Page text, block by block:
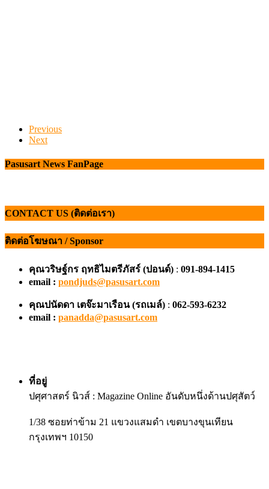
Previous
Next
Pasusart News FanPage
CONTACT US (ติดต่อเรา)
ติดต่อโฆษณา / Sponsor
คุณวริษฐ์กร ฤทธิไมตรีภัสร์ (ปอนด์) : 091-894-1415
email : pondjuds@pasusart.com
คุณปนัดดา เตจ๊ะมาเรือน (รถเมล์) : 062-593-6232
email : panadda@pasusart.com
ที่อยู่
ปศุศาสตร์ นิวส์ : Magazine Online อันดับหนึ่งด้านปศุสัตว์
1/38 ซอยท่าข้าม 21 แขวงแสมดำ เขตบางขุนเทียน
กรุงเทพฯ 10150